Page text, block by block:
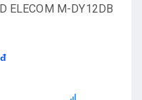
ELECOM M-DY12DB